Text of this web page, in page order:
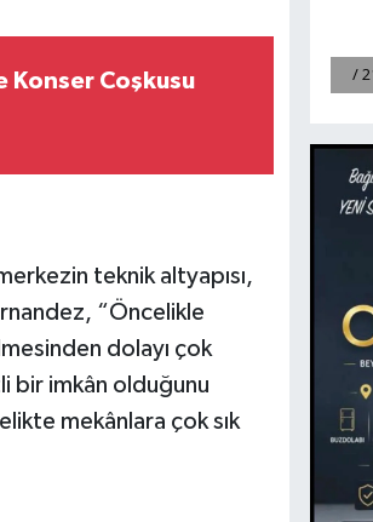
Konser Coşkusu
teknik altyapısı,
“Öncelikle
dolayı çok
bir imkân olduğunu
mekânlara çok sık